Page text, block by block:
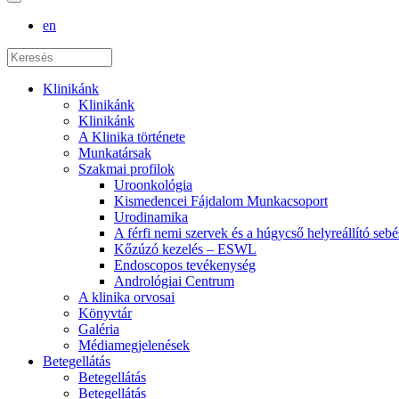
en
Klinikánk
Klinikánk
Klinikánk
A Klinika története
Munkatársak
Szakmai profilok
Uroonkológia
Kismedencei Fájdalom Munkacsoport
Urodinamika
A férfi nemi szervek és a húgycső helyreállító
Kőzúzó kezelés – ESWL
Endoscopos tevékenység
Andrológiai Centrum
A klinika orvosai
Könyvtár
Galéria
Médiamegjelenések
Betegellátás
Betegellátás
Betegellátás